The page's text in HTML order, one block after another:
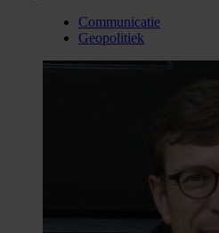
Communicatie
Geopolitiek